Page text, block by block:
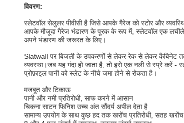
विवरण:
स्लेटवॉल सेलुलर पीवीसी है जिसे आपके गैरेज को स्टोर और
आपके मौजूदा गैरेज भंडारण के पूरक के रूप में, स्लेटवॉल एक
अपने भंडारण की जरूरत के लिए।
Slatwall पर बिजली के उपकरणों से लेकर रेक से लेकर कैबिनेट
व्यवस्था।जब यह गंदा हो जाता है, तो इसे एक नली से स्प्रे करें -
प्रोफ़ाइल पानी को स्लेट के नीचे जमा होने से रोकता है।
मजबूत और टिकाऊ
पानी और नमी प्रतिरोधी, साफ करने में आसान
चिकना साटन फिनिश उच्च अंत सौंदर्य अपील देता है
सामान्य उपयोग के साथ कुछ हद तक खरोंच प्रतिरोधी, सतह